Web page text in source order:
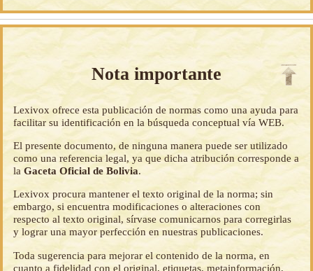
Nota importante
Lexivox ofrece esta publicación de normas como una ayuda para
facilitar su identificación en la búsqueda conceptual vía WEB.
El presente documento, de ninguna manera puede ser utilizado
como una referencia legal, ya que dicha atribución corresponde a
laGaceta Oficial de Bolivia.
Lexivox procura mantener el texto original de la norma; sin
embargo, si encuentra modificaciones o alteraciones con
respecto al texto original, sírvase comunicarnos para corregirlas
y lograr una mayor perfección en nuestras publicaciones.
Toda sugerencia para mejorar el contenido de la norma, en
cuanto a fidelidad con el original, etiquetas, metainformación,